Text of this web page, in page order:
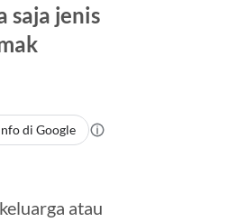
saja jenis
di Google
atau